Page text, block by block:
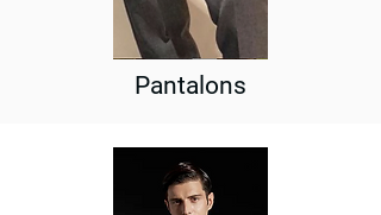
Pantalons